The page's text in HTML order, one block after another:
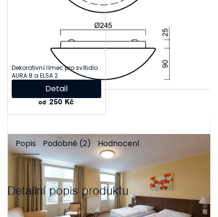
Dekorativní límec pro svítidlo
AURA 8 a ELSA 2
od 250 Kč
Detail
Popis Podobné (2) Hodnocení
Detailní popis produktu